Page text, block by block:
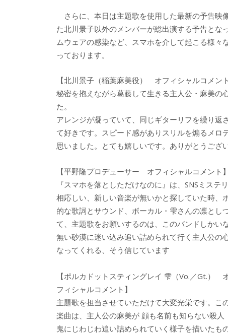
さらに、本日は主題歌を使用した最新の予告映
た北川景子以外のメンバーが総出演する予告とな
ムウェアの感染など、スマホを介して起こる様
っております。
【北川景子（稲葉麻美役） オフィシャルコメント
秘密を抱えながら葛藤して生きる主人公・麻美の
た。
アレンジが凝っていて、同じギターリフを繰り返
て好きです。スピード感がありスリルを煽るメロ
思いました。とても嬉しいです。ありがとうござい
【平野隆プロデューサー オフィシャルコメント】
『スマホを落としただけなのに』は、SNSミス
相応しい、新しい音楽が無いかと探していた時
的な歌詞とサウンド、ボーカル・雫さんの凛とし
て、主題歌をお願いするのは、このバンドしかい
無い砂漠に迷い込み追い詰められて行く主人公の
なってくれる、そう信じています
【ポルカドットスティングレイ 雫（Vo.／Gt.）
フィシャルコメント】
主題歌を担当させていただけて大変光栄です。こ
楽曲は、主人公の麻美が 顔も名前も知らない殺人
鬼にじわじわ追い詰められていく様子を描いたも